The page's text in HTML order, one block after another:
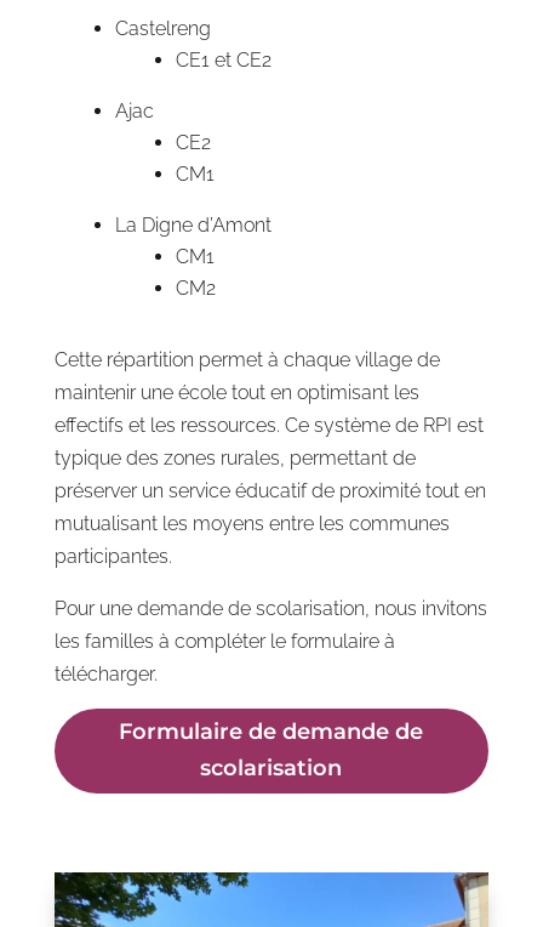
Castelreng
CE1 et CE2
Ajac
CE2
CM1
La Digne d’Amont
CM1
CM2
Cette répartition permet à chaque village de
maintenir une école tout en optimisant les
effectifs et les ressources. Ce système de RPI est
typique des zones rurales, permettant de
préserver un service éducatif de proximité tout en
mutualisant les moyens entre les communes
participantes.
Pour une demande de scolarisation, nous invitons
les familles à compléter le formulaire à
télécharger.
Formulaire de demande de
scolarisation